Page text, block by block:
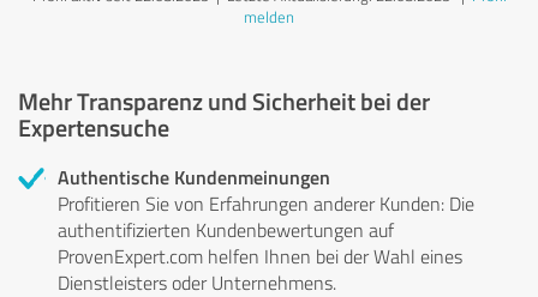
melden
Mehr Transparenz und Sicherheit bei der
Expertensuche
Authentische Kundenmeinungen
Profitieren Sie von Erfahrungen anderer Kunden: Die
authentifizierten Kundenbewertungen auf
ProvenExpert.com helfen Ihnen bei der Wahl eines
Dienstleisters oder Unternehmens.